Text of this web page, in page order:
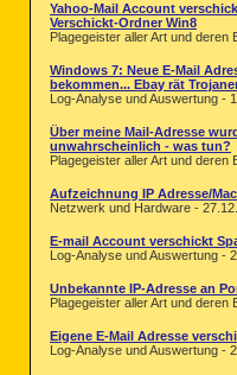
Yahoo-Mail Account
Verschickt-Ordner Win8
Plagegeister aller Art und deren
Windows 7: Neue E-Mail
bekommen... Ebay rät
Log-Analyse und Auswertung -
Über meine Mail-Adresse
unwahrscheinlich - was tun?
Plagegeister aller Art und deren
Aufzeichnung IP Adresse/
Netzwerk und Hardware -
E-mail Account verschickt
Log-Analyse und Auswertung -
Unbekannte IP-Adresse an
Plagegeister aller Art und deren
Eigene E-Mail Adresse
Log-Analyse und Auswertung -